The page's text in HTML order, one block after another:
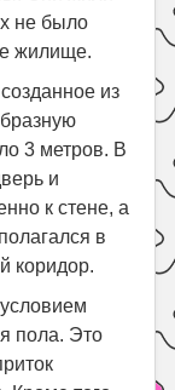
не было
жилище.
из
3 метров. В
и
к стене, а
в
коридор.
пола. Это